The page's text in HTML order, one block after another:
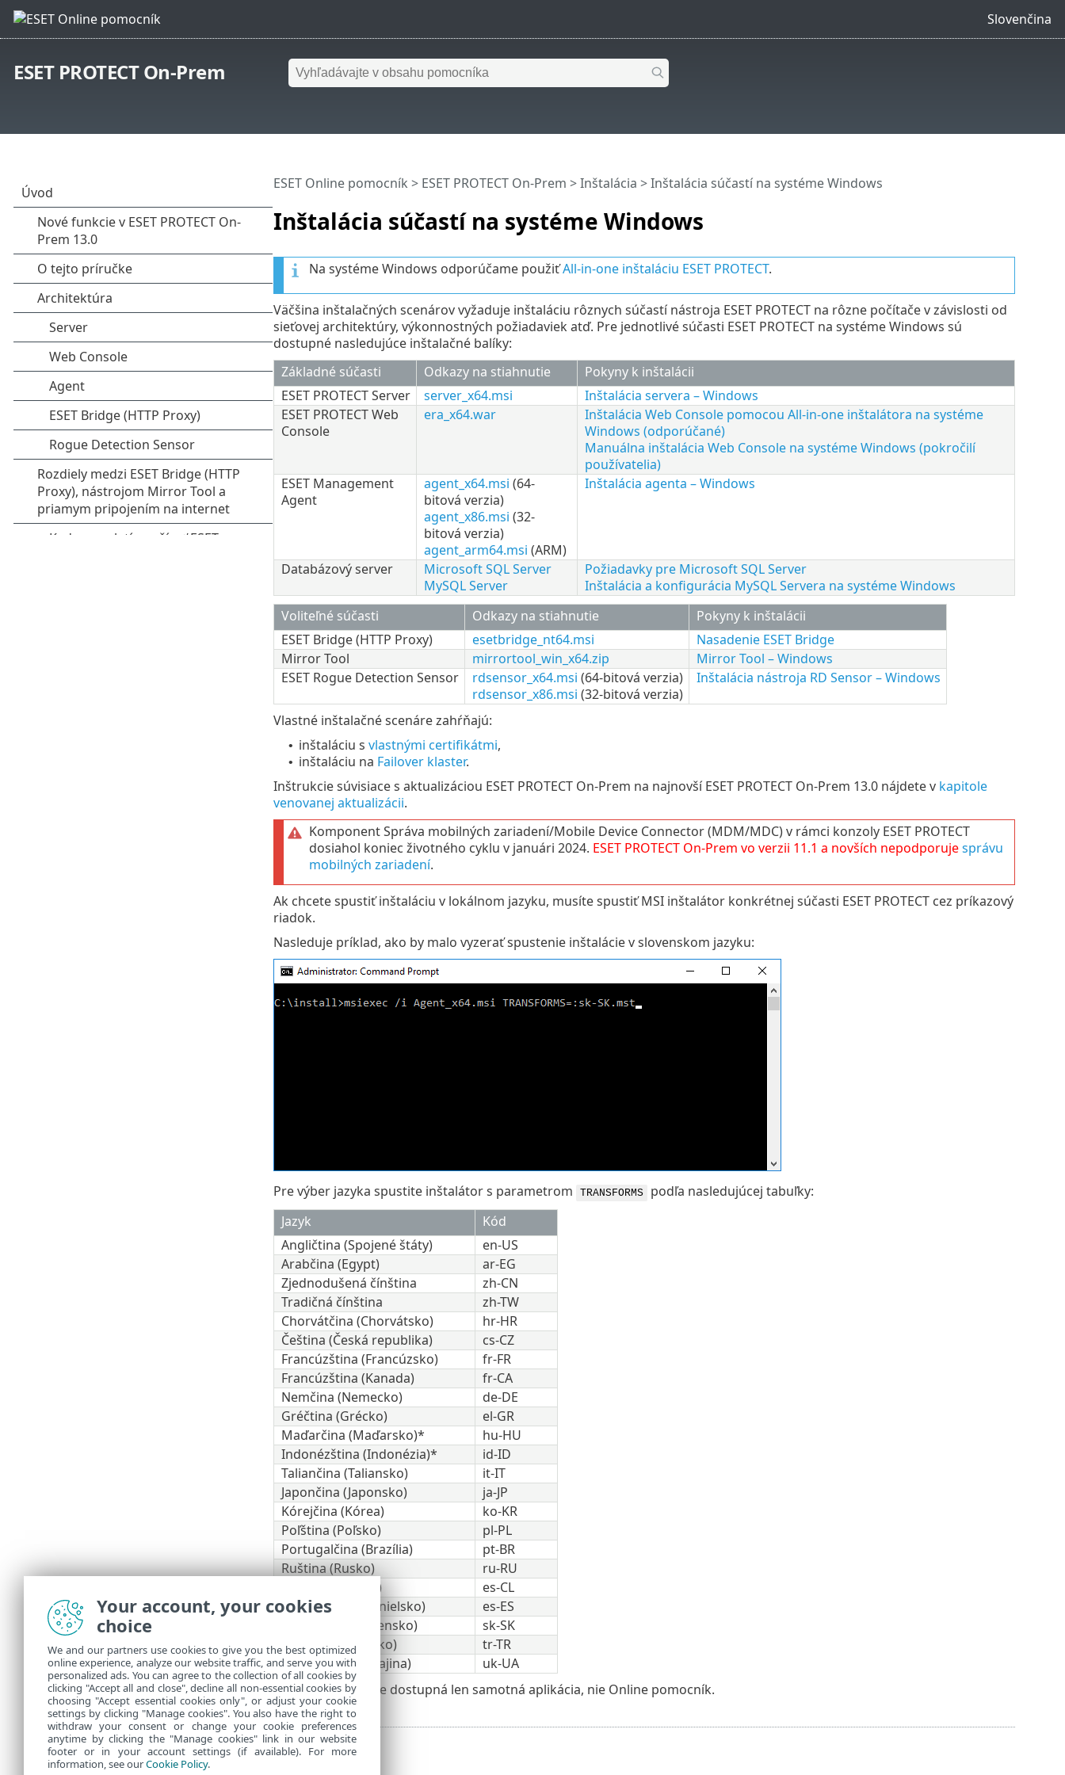
Slovenčina
ESET PROTECT On-Prem
Inštalácia súčastí na systéme Windows
ESET Online pomocník > ESET PROTECT On-Prem >Inštalácia > Inštalácia súčastí na systéme Windows
Na systéme Windows odporúčame použiťAll-in-one inštaláciu ESET PROTECT.
Väčšina inštalačných scenárov vyžaduje inštaláciu rôznych súčastí nástroja ESET PROTECT na rôzne počítače v závislosti od
sieťovej architektúry, výkonnostných požiadaviek atď. Pre jednotlivé súčasti ESET PROTECT na systéme Windows sú
dostupné nasledujúce inštalačné balíky:
Základné súčasti
Odkazy na stiahnutie
Pokyny k inštalácii
ESET PROTECT Server
server_x64.msi
Inštalácia servera – Windows
ESET PROTECT Web
Console
era_x64.war
Inštalácia Web Console pomocou All-in-one inštalátora na systéme
Windows (odporúčané)
Manuálna inštalácia Web Console na systéme Windows (pokročilí
používatelia)
ESET Management
Agent
agent_x64.msi (64-
bitová verzia)
agent_x86.msi (32-
bitová verzia)
agent_arm64.msi (ARM)
Inštalácia agenta – Windows
Databázový server
Microsoft SQL Server
MySQL Server
Požiadavky pre Microsoft SQL Server
Inštalácia a konfigurácia MySQL Servera na systéme Windows
Voliteľné súčasti
Odkazy na stiahnutie
Pokyny k inštalácii
ESET Bridge (HTTP Proxy)
esetbridge_nt64.msi
Nasadenie ESET Bridge
Mirror Tool
mirrortool_win_x64.zip
Mirror Tool – Windows
ESET Rogue Detection Sensor
rdsensor_x64.msi (64-bitová verzia)
rdsensor_x86.msi (32-bitová verzia)
Inštalácia nástroja RD Sensor – Windows
Vlastné inštalačné scenáre zahŕňajú:
• inštaláciu s vlastnými certifikátmi,
• inštaláciu na Failover klaster.
Inštrukcie súvisiace s aktualizáciou ESET PROTECT On-Prem na najnovší ESET PROTECT On-Prem 13.0 nájdete v kapitole
venovanej aktualizácii.
Komponent Správa mobilných zariadení/Mobile Device Connector (MDM/MDC) v rámci konzoly ESET PROTECT
dosiahol koniec životného cyklu v januári 2024. ESET PROTECT On-Prem vo verzii 11.1 a novších nepodporujesprávu
mobilných zariadení.
Ak chcete spustiť inštaláciu v lokálnom jazyku, musíte spustiť MSI inštalátor konkrétnej súčasti ESET PROTECT cez príkazový
riadok.
Nasleduje príklad, ako by malo vyzerať spustenie inštalácie v slovenskom jazyku:
Pre výber jazyka spustite inštalátor s parametrom TRANSFORMS
podľa nasledujúcej tabuľky:
Jazyk
Kód
Angličtina (Spojené štáty)
en-US
Arabčina (Egypt)
ar-EG
Zjednodušená čínština
zh-CN
Tradičná čínština
zh-TW
Chorvátčina (Chorvátsko)
hr-HR
Čeština (Česká republika)
cs-CZ
Francúzština (Francúzsko)
fr-FR
Francúzština (Kanada)
fr-CA
Nemčina (Nemecko)
de-DE
Gréčtina (Grécko)
el-GR
Maďarčina (Maďarsko)*
hu-HU
Indonézština (Indonézia)*
id-ID
Taliančina (Taliansko)
it-IT
Japončina (Japonsko)
ja-JP
Kórejčina (Kórea)
ko-KR
Poľština (Poľsko)
pl-PL
Portugalčina (Brazília)
pt-BR
Ruština (Rusko)
ru-RU
Španielčina (Čile)
es-CL
Španielčina (Španielsko)
es-ES
Slovenčina (Slovensko)
sk-SK
Turečtina (Turecko)
tr-TR
Ukrajinčina (Ukrajina)
uk-UA
* V tomto jazyku je dostupná len samotná aplikácia, nie Online pomocník.
Your account, your cookies
choice
We and our partners use cookies to give you the best optimized
online experience, analyze our website traffic, and serve you with
personalized ads. You can agree to the collection of all cookies by
clicking "Accept all and close", decline all non-essential cookies by
choosing "Accept essential cookies only", or adjust your cookie
settings by clicking "Manage cookies". You also have the right to
withdraw your consent or change your cookie preferences
anytime by clicking the "Manage cookies" link in our website
footer or in your account settings (if available). For more
information, see ourCookie Policy.